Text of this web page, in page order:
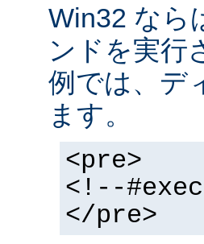
Win32 なら
ンドを実行
例では、デ
ます。
<pre>
<!--
</pre>